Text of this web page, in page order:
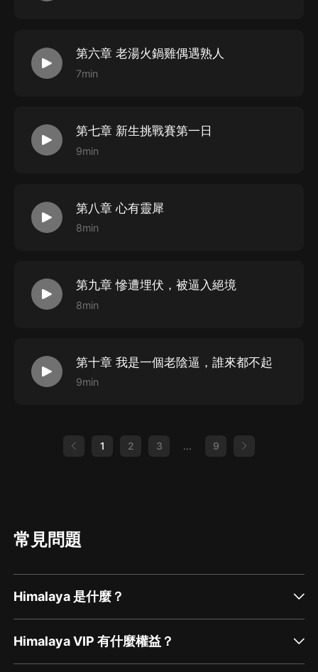
第六章 老湯火鍋雞偶遇熟人
7min
第七章 新生挑戰賽第一日
9min
第八章 心有靈犀
8min
第九章 慘遭埋伏，被逼入絕境
8min
第十章 我是一個老陰逼，誰來都不起
9min
1 2 3 ... 9
常見問題
Himalaya 是什麼？
Himalaya VIP 有什麼權益？